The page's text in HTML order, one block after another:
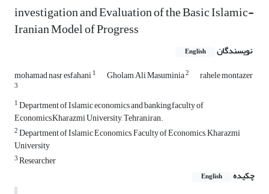
investigation and Evaluation of the Basic Islamic-
Iranian Model of Progress
نویسندگان English
mohamad nasr esfahani1 Gholam Ali Masuminia2 rahele montazer
3
1Department of Islamic economics and banking,faculty of
Economics,Kharazmi University, Tehran,iran.
2Department of Islamic Economics, Faculty of Economics, Kharazmi
University
3Researcher
چکیده
English